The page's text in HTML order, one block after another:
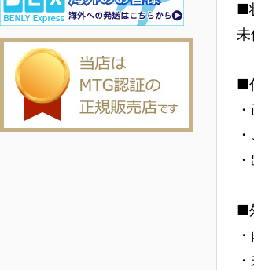
■
未
■
■